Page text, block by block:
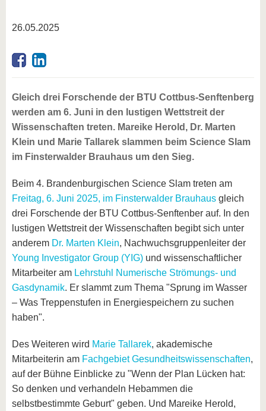
26.05.2025
Gleich drei Forschende der BTU Cottbus-Senftenberg
werden am 6. Juni in den lustigen Wettstreit der
Wissenschaften treten. Mareike Herold, Dr. Marten
Klein und Marie Tallarek slammen beim Science Slam
im Finsterwalder Brauhaus um den Sieg.
Beim 4. Brandenburgischen Science Slam treten am
Freitag, 6. Juni 2025, im Finsterwalder Brauhaus gleich
drei Forschende der BTU Cottbus-Senftenber auf. In den
lustigen Wettstreit der Wissenschaften begibt sich unter
anderem Dr. Marten Klein, Nachwuchsgruppenleiter der
Young Investigator Group (YIG) und wissenschaftlicher
Mitarbeiter am Lehrstuhl Numerische Strömungs- und
Gasdynamik. Er slammt zum Thema "Sprung im Wasser
– Was Treppenstufen in Energiespeichern zu suchen
haben".
Des Weiteren wird Marie Tallarek, akademische
Mitarbeiterin am Fachgebiet Gesundheitswissenschaften,
auf der Bühne Einblicke zu "Wenn der Plan Lücken hat:
So denken und verhandeln Hebammen die
selbstbestimmte Geburt" geben. Und Mareike Herold,